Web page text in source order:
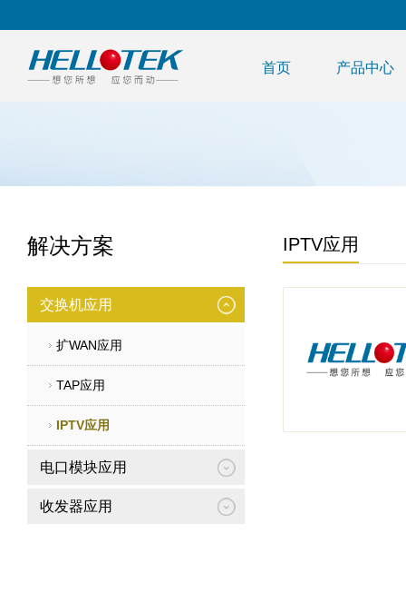
首页 产品中心
解决方案
交换机应用
扩WAN应用
TAP应用
IPTV应用
电口模块应用
收发器应用
IPTV应用